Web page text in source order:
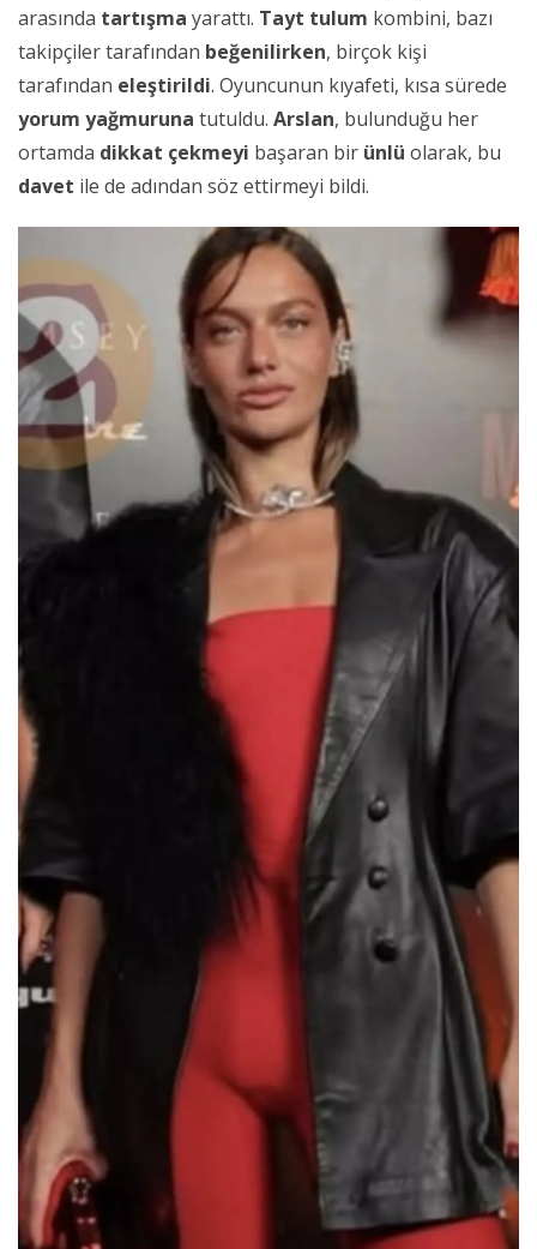
arasında tartışma yarattı. Tayt tulum kombini, bazı
takipçiler tarafından beğenilirken, birçok kişi
tarafından eleştirildi. Oyuncunun kıyafeti, kısa sürede
yorum yağmuruna tutuldu. Arslan, bulunduğu her
ortamda dikkat çekmeyi başaran bir ünlü olarak, bu
davet ile de adından söz ettirmeyi bildi.